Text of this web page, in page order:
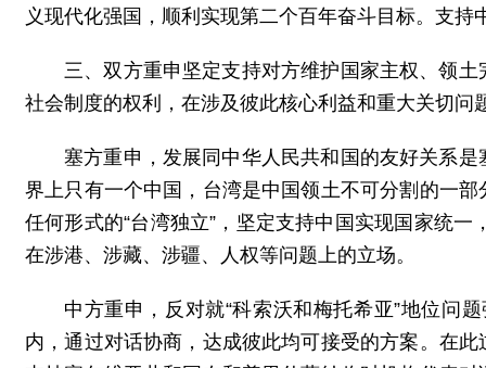
义现代化强国，顺利实现第二个百年奋斗目标。支
三、双方重申坚定支持对方维护国家主权、领
社会制度的权利，在涉及彼此核心利益和重大关切
塞方重申，发展同中华人民共和国的友好关系
界上只有一个中国，台湾是中国领土不可分割的一
任何形式的“台湾独立”，坚定支持中国实现国家统
在涉港、涉藏、涉疆、人权等问题上的立场。
中方重申，反对就“科索沃和梅托希亚”地位问
内，通过对话协商，达成彼此均可接受的方案。在